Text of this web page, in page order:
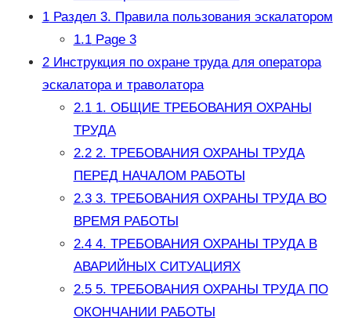
1Раздел 3. Правила пользования эскалатором
1.1Page 3
2Инструкция по охране труда для оператора
эскалатора и траволатора
2.11. ОБЩИЕ ТРЕБОВАНИЯ ОХРАНЫ
ТРУДА
2.22. ТРЕБОВАНИЯ ОХРАНЫ ТРУДА
ПЕРЕД НАЧАЛОМ РАБОТЫ
2.33. ТРЕБОВАНИЯ ОХРАНЫ ТРУДА ВО
ВРЕМЯ РАБОТЫ
2.44. ТРЕБОВАНИЯ ОХРАНЫ ТРУДА В
АВАРИЙНЫХ СИТУАЦИЯХ
2.55. ТРЕБОВАНИЯ ОХРАНЫ ТРУДА ПО
ОКОНЧАНИИ РАБОТЫ